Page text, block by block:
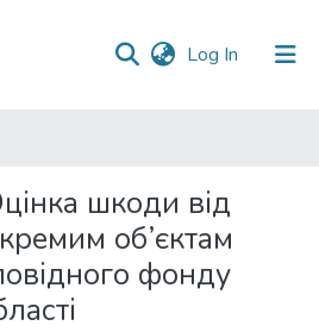
Log In (current)
шкоди від
об’єктам
фонду